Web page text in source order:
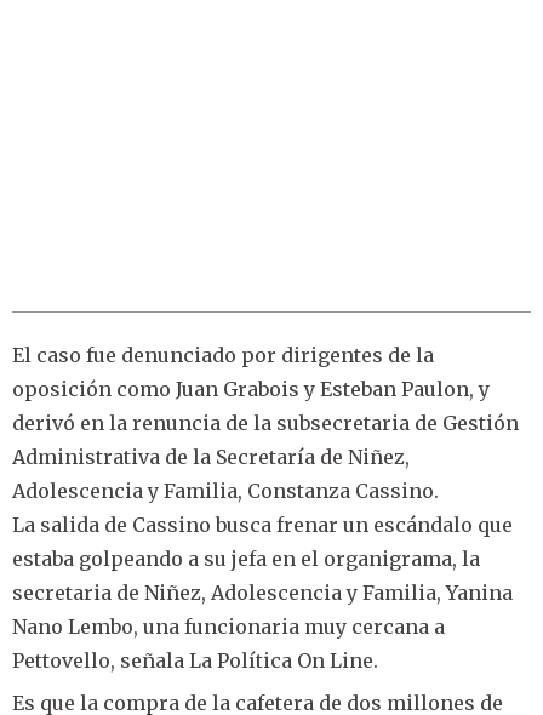
El caso fue denunciado por dirigentes de la
oposición como Juan Grabois y Esteban Paulon, y
derivó en la renuncia de la subsecretaria de Gestión
Administrativa de la Secretaría de Niñez,
Adolescencia y Familia, Constanza Cassino.
La salida de Cassino busca frenar un escándalo que
estaba golpeando a su jefa en el organigrama, la
secretaria de Niñez, Adolescencia y Familia, Yanina
Nano Lembo, una funcionaria muy cercana a
Pettovello, señala La Política On Line.
Es que la compra de la cafetera de dos millones de